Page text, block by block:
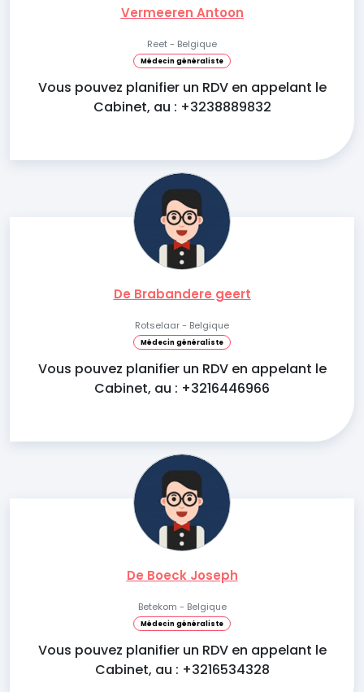
Vermeeren Antoon
Reet - Belgique
Médecin généraliste
Vous pouvez planifier un RDV en appelant le
Cabinet, au : +3238889832
De Brabandere geert
Rotselaar - Belgique
Médecin généraliste
Vous pouvez planifier un RDV en appelant le
Cabinet, au : +3216446966
De Boeck Joseph
Betekom - Belgique
Médecin généraliste
Vous pouvez planifier un RDV en appelant le
Cabinet, au : +3216534328